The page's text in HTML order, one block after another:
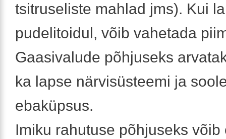
tsitruseliste mahlad jms). Kui
pudelitoidul, võib vahetada
Gaasivalude põhjuseks
ka lapse närvisüsteemi ja
ebaküpsus.
Imiku rahutuse põhjuseks võib